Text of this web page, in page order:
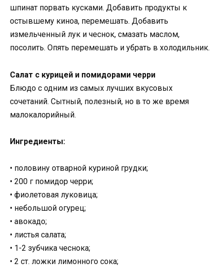
шпинат порвать кусками. Добавить продукты к
остывшему киноа, перемешать. Добавить
измельченный лук и чеснок, смазать маслом,
посолить. Опять перемешать и убрать в холодильник.
Салат с курицей и помидорами черри
Блюдо с одним из самых лучших вкусовых
сочетаний. Сытный, полезный, но в то же время
малокалорийный.
Ингредиенты:
• половину отварной куриной грудки;
• 200 г помидор черри;
• фиолетовая луковица;
• небольшой огурец;
• авокадо;
• листья салата;
• 1-2 зубчика чеснока;
• 2 ст. ложки лимонного сока;